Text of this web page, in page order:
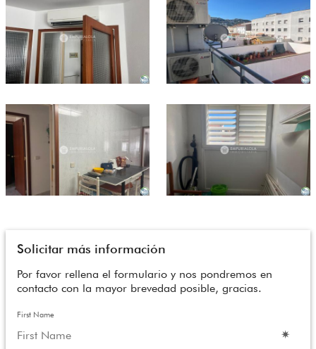
Solicitar más información
Por favor rellena el formulario y nos pondremos en
contacto con la mayor brevedad posible, gracias.
First Name